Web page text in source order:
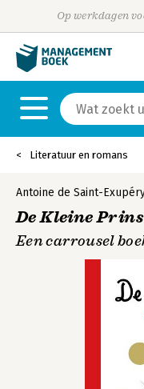
Op werkdagen
Literatuur en romans
Antoine de Saint-
De Kleine Prins
Een carrousel